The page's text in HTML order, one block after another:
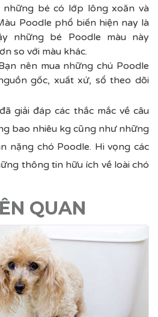
những bé có lớp lông xoăn và
Poodle phổ biến hiện nay là
những bé Poodle màu này
so với màu khác.
nên mua những chú Poodle
gốc, xuất xứ, sổ theo dõi
giải đáp các thắc mắc về câu
bao nhiêu kg cũng như những
nặng chó Poodle. Hi vọng các
thông tin hữu ích về loài chó
QUAN